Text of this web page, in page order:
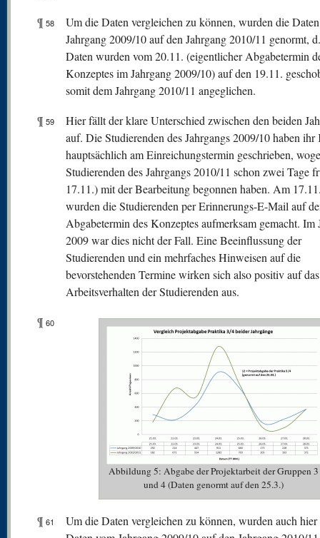
¶ 58
Um die Daten vergleichen zu können, wurden die
Jahrgang 2009/10 auf den Jahrgang 2010/11 genormt,
Daten wurden vom 20.11. (eigentlicher Abgabetermin
Konzeptes im Jahrgang 2009/10) auf den 19.11.
somit dem Jahrgang 2010/11 angeglichen.
¶ 59
Hier fällt der klare Unterschied zwischen den beiden
auf. Die Studierenden des Jahrgangs 2009/10 haben ihr
hauptsächlich am Einreichungstermin geschrieben,
Studierenden des Jahrgangs 2010/11 schon zwei Tage
17.11.) mit der Bearbeitung begonnen haben. Am
wurden die Studierenden per Erinnerungs-E-Mail auf
Abgabetermin des Konzeptes aufmerksam gemacht. Im
2009 war dies nicht der Fall. Eine Beeinflussung der
Studierenden und ein mehrfaches Hinweisen auf die
bevorstehenden Termine wirken sich also positiv auf das
Arbeitsverhalten der Studierenden aus.
¶ 60
Abbildung 5: Abgabe der Projektarbeit der Gruppen 3
und 4 (Daten genormt auf den 25.3.)
¶ 61
Um die Daten vergleichen zu können, wurden auch hier